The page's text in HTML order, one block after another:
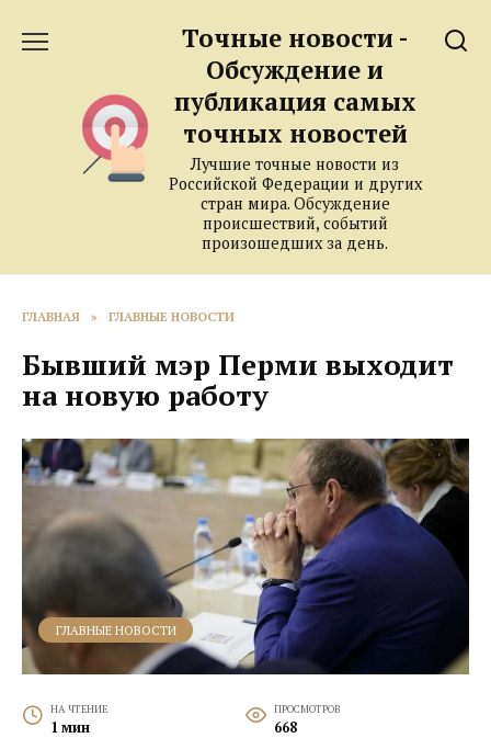
Точные новости -
Обсуждение и
публикация самых
точных новостей
Лучшие точные новости из
Российской Федерации и других
стран мира. Обсуждение
происшествий, событий
произошедших за день.
ГЛАВНАЯ » ГЛАВНЫЕ НОВОСТИ
Бывший мэр Перми выходит
на новую работу
ГЛАВНЫЕ НОВОСТИ
НА ЧТЕНИЕ
1 мин
ПРОСМОТРОВ
668